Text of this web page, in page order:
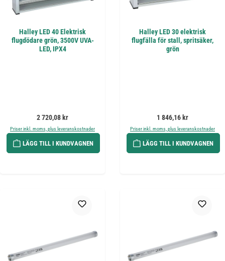
Halley LED 40 Elektrisk
flugdödare grön, 3500V UVA-
LED, IPX4
Ordinarie pris:
2 720,08 kr
Priser inkl. moms, plus leveranskostnader
LÄGG TILL I KUNDVAGNEN
Halley LED 30 elektrisk
flugfälla för stall, spritsäker,
grön
Ordinarie pris:
1 846,16 kr
Priser inkl. moms, plus leveranskostnader
LÄGG TILL I KUNDVAGNEN